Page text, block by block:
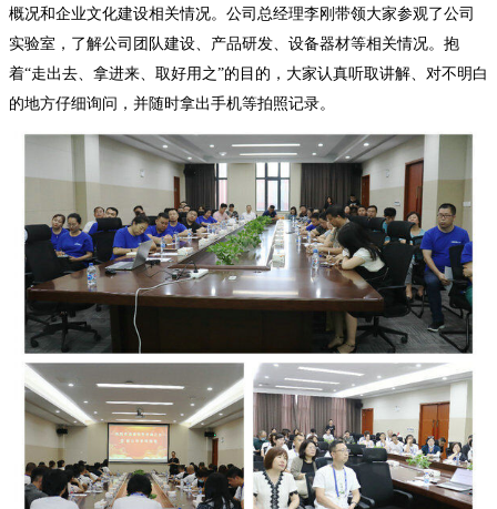
概况和企业文化建设相关情况。公司总经理李刚带领大家参观了公司
实验室，了解公司团队建设、产品研发、设备器材等相关情况。抱
着“走出去、拿进来、取好用之”的目的，大家认真听取讲解、对不明白
的地方仔细询问，并随时拿出手机等拍照记录。